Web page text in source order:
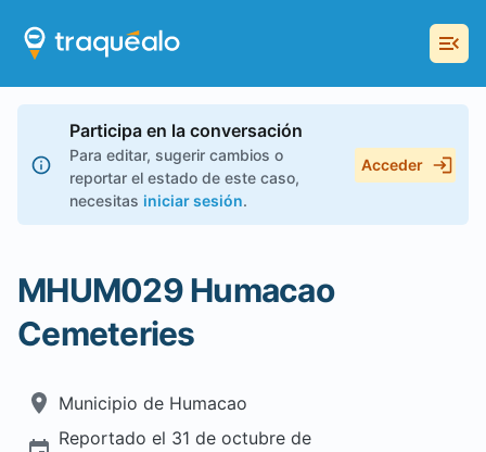
Participa en la conversación
Para editar, sugerir cambios o
reportar el estado de este caso,
necesitas iniciar sesión.
Acceder
MHUM029 Humacao
Cemeteries
Municipio de Humacao
Reportado el 31 de octubre de